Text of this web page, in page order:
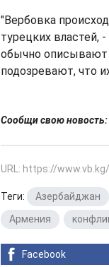
"Вербовка
турецких властей,
обычно описывают
подозревают, что
Сообщи свою
URL: https://
Теги: Азербайджан
Армения
Facebook